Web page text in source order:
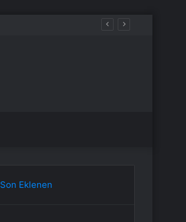
Son Eklenen